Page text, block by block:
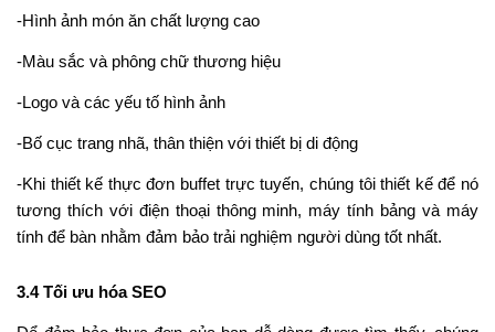
-Hình ảnh món ăn chất lượng cao
-Màu sắc và phông chữ thương hiệu
-Logo và các yếu tố hình ảnh
-Bố cục trang nhã, thân thiện với thiết bị di động
-Khi thiết kế thực đơn buffet trực tuyến, chúng tôi thiết kế để nó
tương thích với điện thoại thông minh, máy tính bảng và máy
tính để bàn nhằm đảm bảo trải nghiệm người dùng tốt nhất.
3.4 Tối ưu hóa SEO